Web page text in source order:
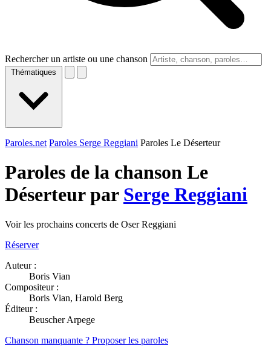
Rechercher un artiste ou une chanson
Thématiques
Paroles.net Paroles Serge Reggiani Paroles Le Déserteur
Paroles de la chanson Le
Déserteur par Serge Reggiani
Voir les prochains concerts de Oser Reggiani
Réserver
Auteur :
Boris Vian
Compositeur :
Boris Vian, Harold Berg
Éditeur :
Beuscher Arpege
Chanson manquante ? Proposer les paroles